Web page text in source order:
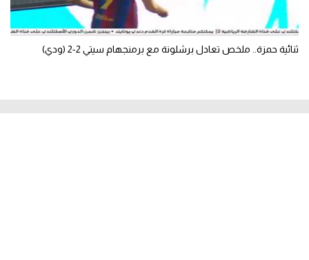
ثنائية حمزة.. ملخص تعادل برشلونة مع برمنجهام سيتي 2-2 (ودي)